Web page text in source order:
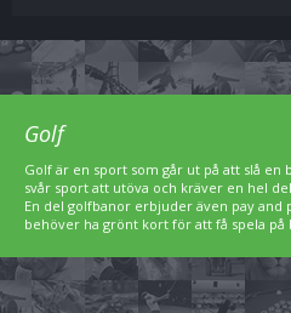
Golf
Golf är en sport som går ut på att slå
svår sport att utöva och kräver en hel
En del golfbanor erbjuder även pay and
behöver ha grönt kort för att få spela på